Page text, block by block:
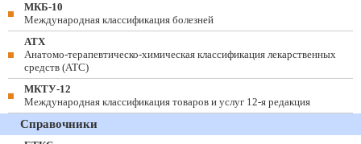
МКБ-10
Международная классификация болезней
АТХ
Анатомо-терапевтическо-химическая классификация лекарственных
средств (ATC)
МКТУ-12
Международная классификация товаров и услуг 12-я редакция
Справочники